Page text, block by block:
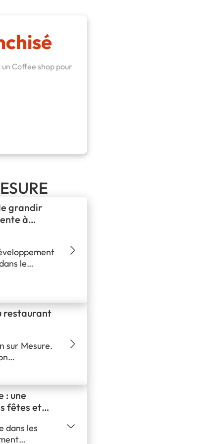
un Coffee shop pour
grandir
à
le
restaurant
sur Mesure.
du
de…
: une
fêtes et
dans les